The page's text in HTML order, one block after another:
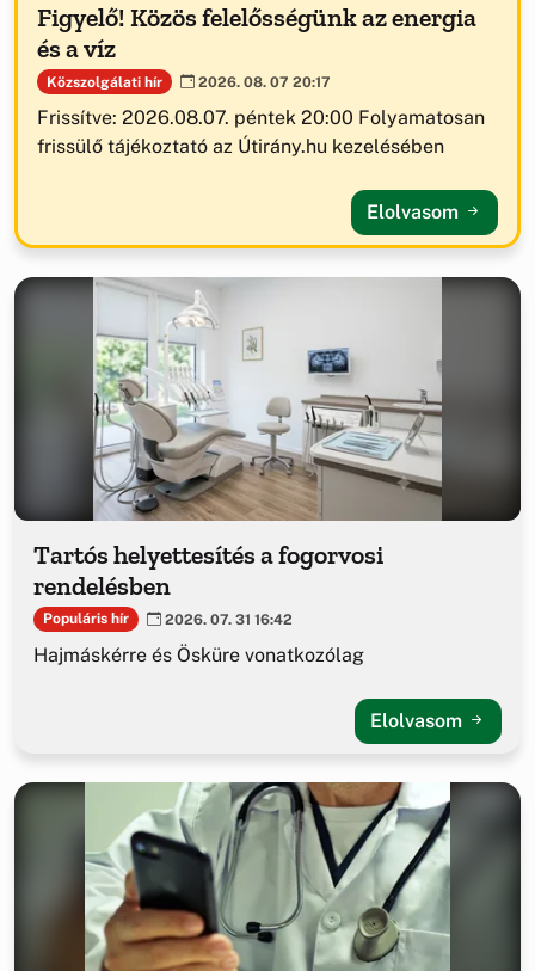
Figyelő! Közös felelősségünk az energia
és a víz
Közszolgálati hír 2026. 08. 07 20:17
Frissítve: 2026.08.07. péntek 20:00 Folyamatosan
frissülő tájékoztató az Útirány.hu kezelésében
Elolvasom
Tartós helyettesítés a fogorvosi
rendelésben
Populáris hír 2026. 07. 31 16:42
Hajmáskérre és Ösküre vonatkozólag
Elolvasom